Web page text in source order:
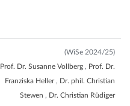
(WiSe 2024/25)
Prof. Dr. Susanne Vollberg , Prof. Dr.
Franziska Heller , Dr. phil. Christian
Stewen , Dr. Christian Rüdiger